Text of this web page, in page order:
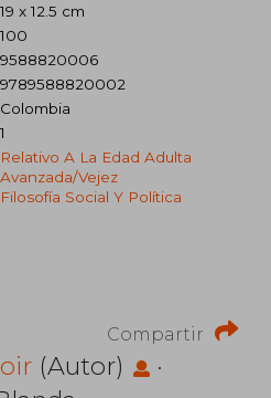
19 x 12.5 cm
100
9588820006
9789588820002
Colombia
1
Relativo A La Edad Adulta
Avanzada/vejez
Filosofía Social Y Política
Compartir
(Autor)
·